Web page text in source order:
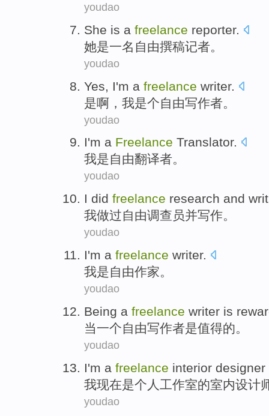
youdao
She is a freelance reporter.
她是一名自由撰稿记者。
youdao
Yes I'm a freelance writer.
是啊 ， 我是个自由写作者。
youdao
I'm a Freelance Translator.
我是自由翻译者。
youdao
I did freelance research and
我做过自由调查员并写作。
youdao
I'm a freelance writer.
我是自由作家。
youdao
Being a freelance writer is
当一个自由写作者是值得的。
youdao
I'm a freelance interior designer
我现在是个人工作室的室内设计
youdao